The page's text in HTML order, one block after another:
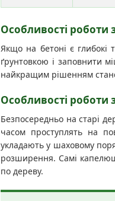
Особливості роботи
Якщо на бетоні є глибокі
ґрунтовкою і заповнити
найкращим рішенням
Особливості роботи
Безпосередньо на старі
часом проступлять на
укладають у шаховому
розширення. Самі
по дереву.